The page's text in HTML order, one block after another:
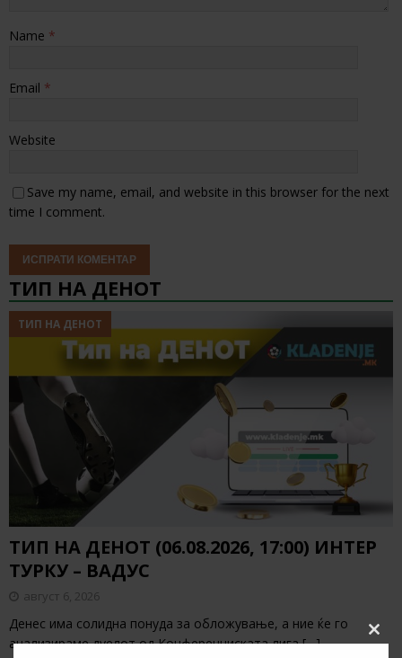
Name *
Email *
Website
Save my name, email, and website in this browser for the next
time I comment.
ТИП НА ДЕНОТ
ТИП НА ДЕНОТ
ТИП НА ДЕНОТ (06.08.2026, 17:00) ИНТЕР
ТУРКУ – ВАДУС
август 6, 2026
Денес има солидна понуда за обложување, а ние ќе го
анализираме дуелот од Конференциската лига[…]